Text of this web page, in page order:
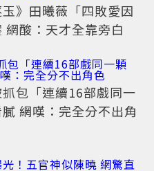
》田曦薇「四敗愛因
酸：天才全靠旁白
包「連續16部戲同一
網嘆：完全分不出角